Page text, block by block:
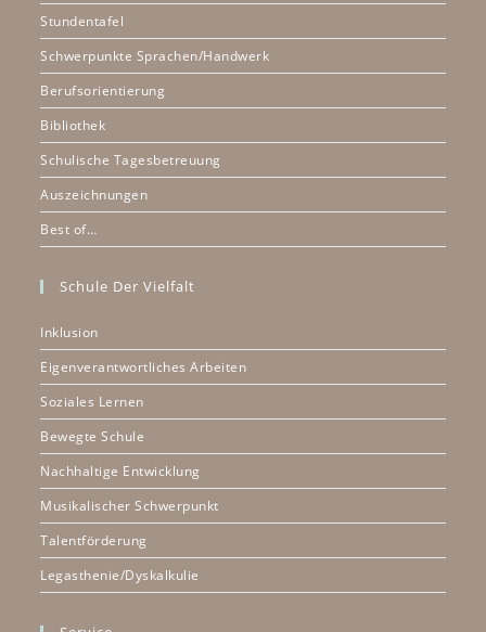
Stundentafel
Schwerpunkte Sprachen/Handwerk
Berufsorientierung
Bibliothek
Schulische Tagesbetreuung
Auszeichnungen
Best of…
Schule Der Vielfalt
Inklusion
Eigenverantwortliches Arbeiten
Soziales Lernen
Bewegte Schule
Nachhaltige Entwicklung
Musikalischer Schwerpunkt
Talentförderung
Legasthenie/Dyskalkulie